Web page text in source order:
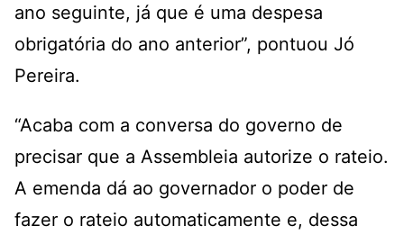
ano seguinte, já que é uma despesa
obrigatória do ano anterior”, pontuou Jó
Pereira.
“Acaba com a conversa do governo de
precisar que a Assembleia autorize o rateio.
A emenda dá ao governador o poder de
fazer o rateio automaticamente e, dessa